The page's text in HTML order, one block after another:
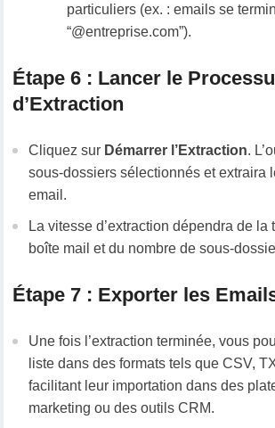
particuliers (ex. : emails se
“@entreprise.com”).
Étape 6 : Lancer le
d’Extraction
Cliquez sur Démarrer l’Extraction.
sous-dossiers sélectionnés et extraira
email.
La vitesse d’extraction dépendra de la
boîte mail et du nombre de sous-
Étape 7 : Exporter les
Une fois l’extraction terminée, vous
liste dans des formats tels que CSV,
facilitant leur importation dans des
marketing ou des outils CRM.